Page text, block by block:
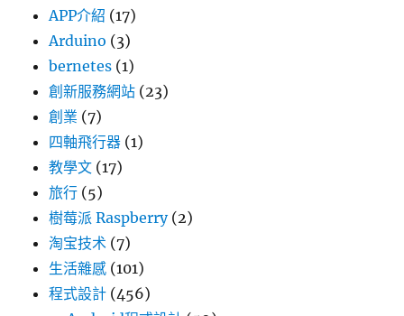
APP介紹 (17)
Arduino (3)
bernetes (1)
創新服務網站 (23)
創業 (7)
四軸飛行器 (1)
教學文 (17)
旅行 (5)
樹莓派 Raspberry(2)
淘宝技术 (7)
生活雜感 (101)
程式設計 (456)